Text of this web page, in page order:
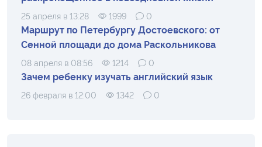
25 апреля в 13:28 1999 0
Маршрут по Петербургу Достоевского: от
Сенной площади до дома Раскольникова
08 апреля в 08:56 1214 0
Зачем ребенку изучать английский язык
26 февраля в 12:00 1342 0